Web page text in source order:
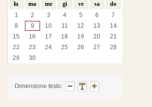
lu ma me gi ve sa
do
1
2 3 4 5 6
7
8
9 10 11 12 13
14
15
16 17 18 19 20
21
22
23 24 25 26 27
28
29
30
Dimensione testo: